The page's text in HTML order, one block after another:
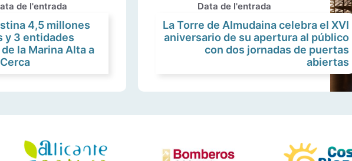
de l'entrada
4,5 millones
y 3 entidades
la Marina Alta a
Data de l'entrada
La Torre de Almudaina celebra el XVI
aniversario de su apertura al público
con dos jornadas de puertas
abiertas